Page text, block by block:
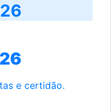
e certidão.